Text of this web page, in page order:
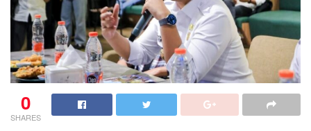
0
SHARES